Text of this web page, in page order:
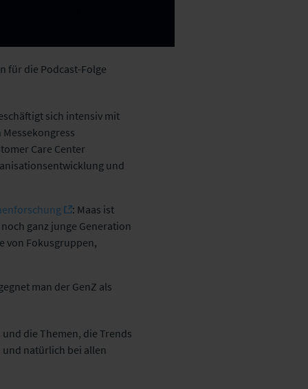
für die Podcast-Folge
sich intensiv mit
Care Center
und
: Maas ist
ganz junge Generation
von Fokusgruppen,
man der GenZ als
die Themen, die Trends
natürlich bei allen